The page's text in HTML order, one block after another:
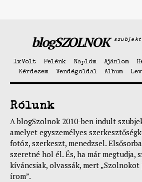
blogSZOLNOK
1xVolt Felénk Naplóm Ajánlom
Kérdezem
Vendégoldal Album
Rólunk
A blogSzolnok 2010-ben indult
amelyet egyszemélyes
fotóz, szerkeszt, menedzsel.
szeretné hol él. És, ha már megtudja,
kíváncsiak, olvassák, mert
írom”.